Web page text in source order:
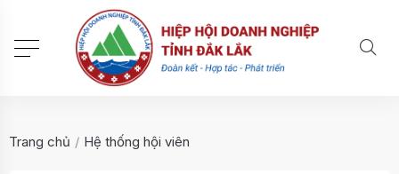
Trang chủ / Hệ thống hội viên